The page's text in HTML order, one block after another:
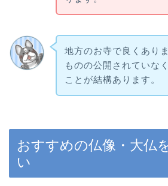
地方のお寺で良くあり
ものの公開されていな
ことが結構あります。
おすすめの仏像・大仏
い